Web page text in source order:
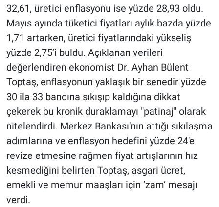
32,61, üretici enflasyonu ise yüzde 28,93 oldu.
Mayıs ayında tüketici fiyatları aylık bazda yüzde
1,71 artarken, üretici fiyatlarındaki yükseliş
yüzde 2,75’i buldu. Açıklanan verileri
değerlendiren ekonomist Dr. Ayhan Bülent
Toptaş, enflasyonun yaklaşık bir senedir yüzde
30 ila 33 bandına sıkışıp kaldığına dikkat
çekerek bu kronik duraklamayı "patinaj" olarak
nitelendirdi. Merkez Bankası'nın attığı sıkılaşma
adımlarına ve enflasyon hedefini yüzde 24'e
revize etmesine rağmen fiyat artışlarının hız
kesmediğini belirten Toptaş, asgari ücret,
emekli ve memur maaşları için ‘zam’ mesajı
verdi.